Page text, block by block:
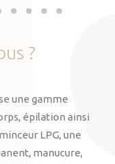
?
une gamme
épilation ainsi
LPG, une
manucure,